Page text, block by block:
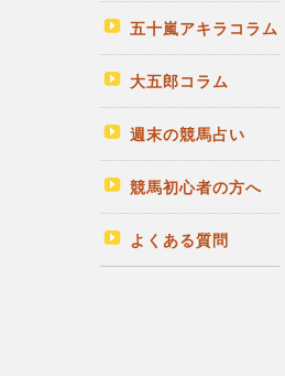
五十嵐アキラコラム
大五郎コラム
週末の競馬占い
競馬初心者の方へ
よくある質問